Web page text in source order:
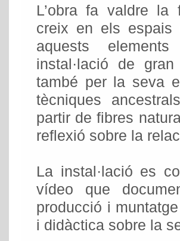
L’obra fa valdre la
creix en els espais
aquests
instal·lació de
també per la seva
tècniques
partir de fibres
reflexió sobre la
La instal·lació es
vídeo que
producció i
i didàctica sobre la